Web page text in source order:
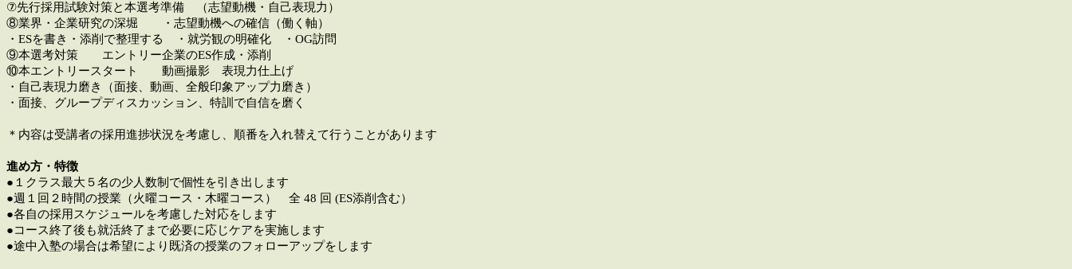
⑦先行採用試験対策と本選考準備 （志望動機・自己表現力）
⑧業界・企業研究の深堀 ・志望動機への確信（働く軸）
・ESを書き・添削で整理する ・就労観の明確化 ・OG訪問
⑨本選考対策 エントリー企業のES作成・添削
⑩本エントリースタート 動画撮影 表現力仕上げ
・自己表現力磨き（面接、動画、全般印象アップ力磨き）
・面接、グループディスカッション、特訓で自信を磨く
＊内容は受講者の採用進捗状況を考慮し、順番を入れ替えて行うことがあります
進め方・特徴
●１クラス最大５名の少人数制で個性を引き出します
●週１回２時間の授業（火曜コース・木曜コース） 全 48 回 (ES添削含む）
●各自の採用スケジュールを考慮した対応をします
●コース終了後も就活終了まで必要に応じケアを実施します
●途中入塾の場合は希望により既済の授業のフォローアップをします